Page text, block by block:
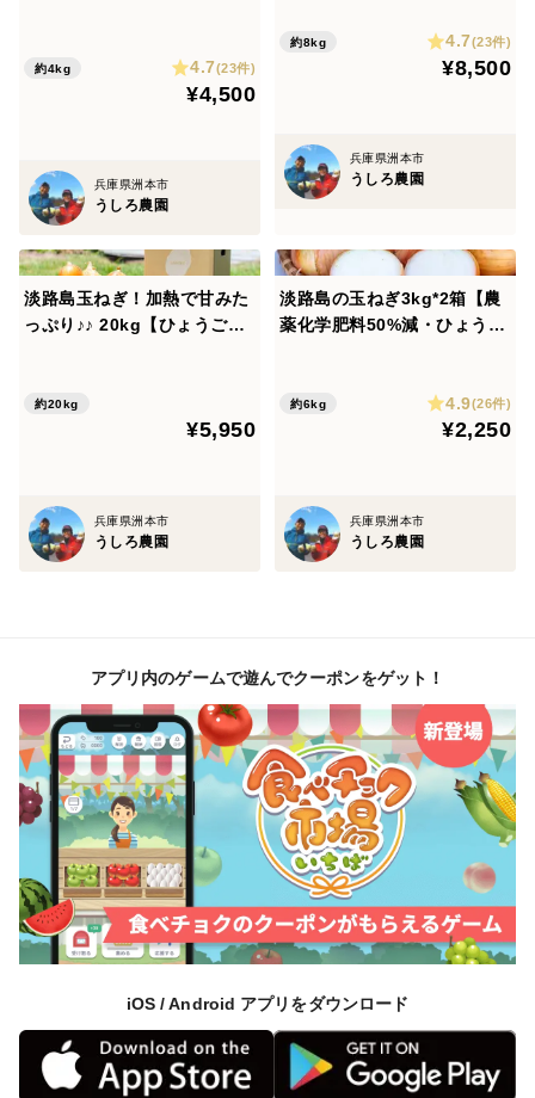
ーン トウモロコシ 白い
約4kg 4.7(23件)
¥4,500
兵庫県洲本市
うしろ農園
ーン トウモロコシ 白い
約8kg 4.7(23件)
¥8,500
兵庫県洲本市
うしろ農園
淡路島玉ねぎ！加熱で甘みた
っぷり♪♪ 20kg【ひょうご安
約20kg
¥5,950
兵庫県洲本市
うしろ農園
淡路島の玉ねぎ3kg*2箱【農
薬化学肥料50%減・ひょうご
っぷり
約6kg 4.9(26件)
¥2,250
兵庫県洲本市
うしろ農園
アプリ内のゲームで遊んでクーポンをゲット！
iOS / Android アプリをダウンロード